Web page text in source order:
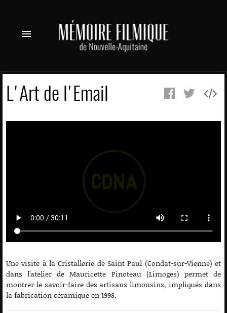
menu
L'Art de l'Email
Une visite à la Cristallerie de Saint Paul (Condat-sur-Vienne) et
dans l'atelier de Mauricette Pinoteau (Limoges) permet de
montrer le savoir-faire des artisans limousins, impliqués dans
la fabrication céramique en 1998.